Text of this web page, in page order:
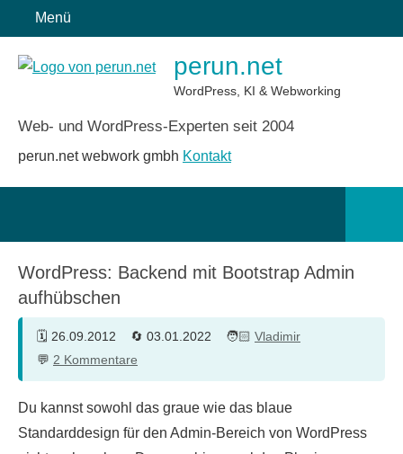
Inhalt
springen
Menü
perun.net
WordPress, KI & Webworking
Web- und WordPress-Experten seit 2004
perun.net webwork gmbh Kontakt
WordPress: Backend mit Bootstrap Admin
aufhübschen
26.09.2012 03.01.2022
Vladimir
2 Kommentare
Du kannst sowohl das graue wie das blaue
Standarddesign für den Admin-Bereich von WordPress